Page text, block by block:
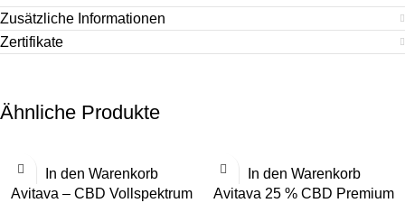
Zusätzliche Informationen
Zertifikate
Ähnliche Produkte
In den Warenkorb
Avitava – CBD Vollspektrum
In den Warenkorb
Avitava 25 % CBD Premium